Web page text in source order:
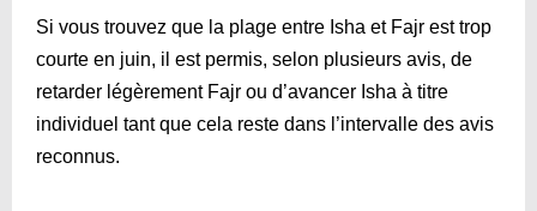
Si vous trouvez que la plage entre Isha et Fajr est trop
courte en juin, il est permis, selon plusieurs avis, de
retarder légèrement Fajr ou d’avancer Isha à titre
individuel tant que cela reste dans l’intervalle des avis
reconnus.